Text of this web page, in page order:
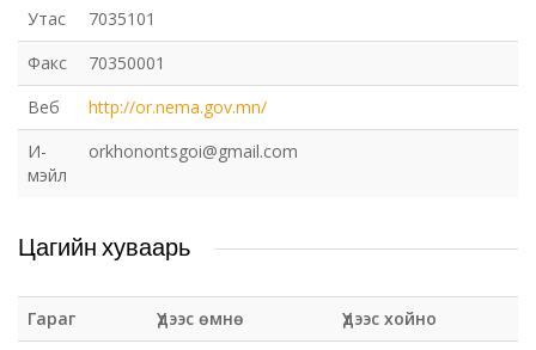
Утас
7035101
Факс
70350001
Веб
http://or.nema.gov.mn/
И-
мэйл
orkhonontsgoi@gmail.com
Цагийн хуваарь
Гараг Үдээс өмнө
Үдээс хойно